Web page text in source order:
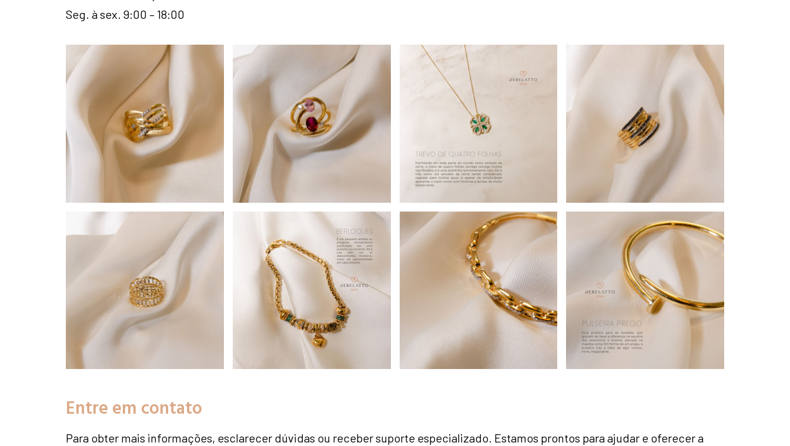
Seg. à sex. 9:00 – 18:00
Entre em contato
Para obter mais informações, esclarecer dúvidas ou receber suporte especializado. Estamos prontos para ajudar e oferecer a